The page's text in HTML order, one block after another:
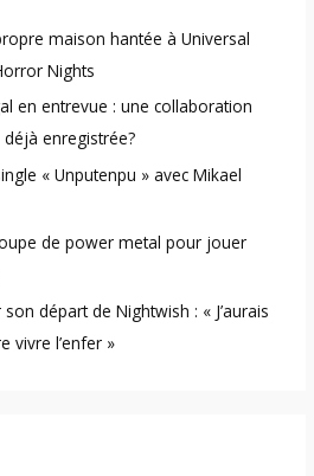
maison hantée à Universal
Nights
en entrevue : une collaboration
enregistrée?
« Unputenpu » avec Mikael
de power metal pour jouer
départ de Nightwish : « J’aurais
vivre l’enfer »